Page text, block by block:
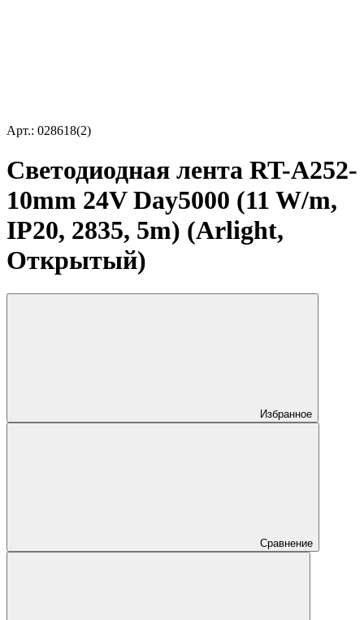
Арт.: 028618(2)
Светодиодная лента RT-A252-
10mm 24V Day5000 (11 W/m,
IP20, 2835, 5m) (Arlight,
Открытый)
Избранное
Сравнение